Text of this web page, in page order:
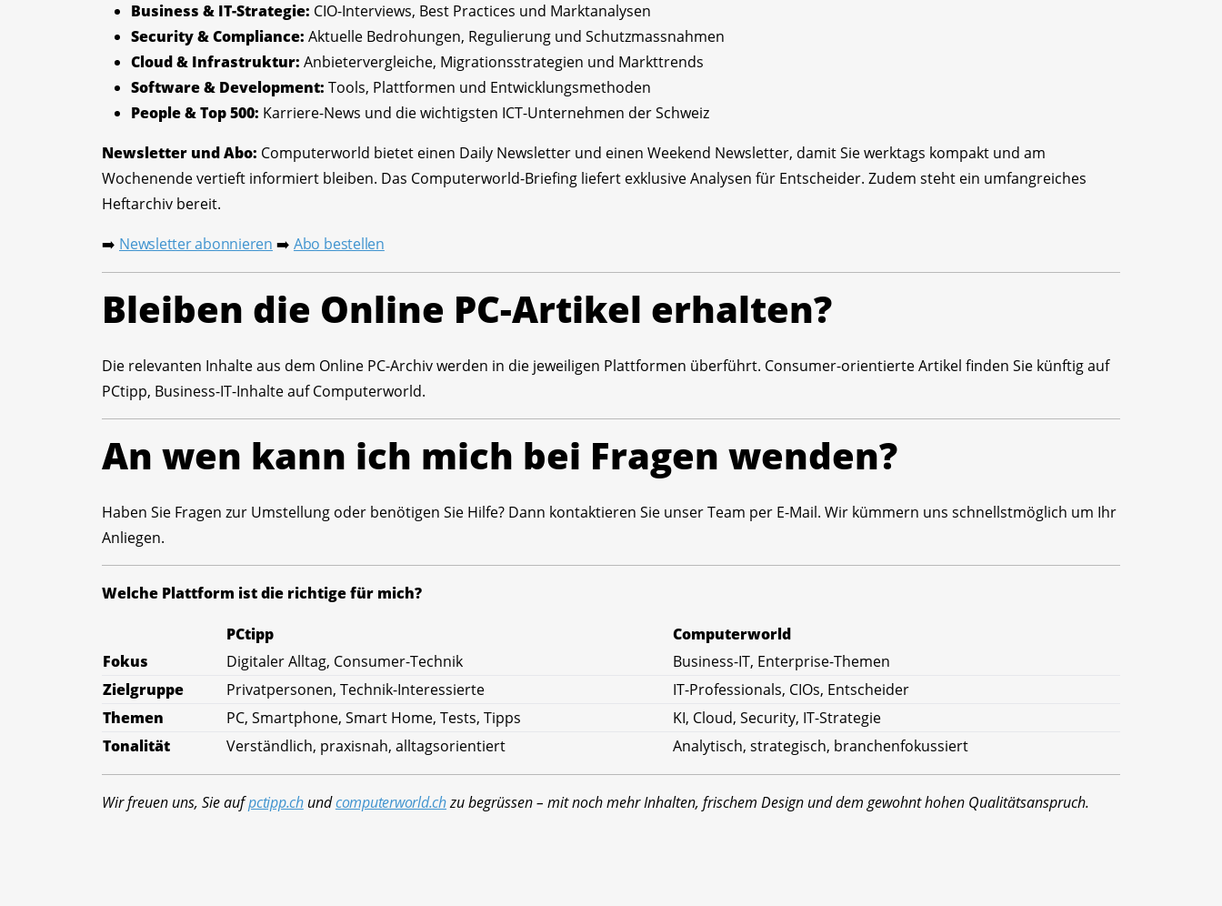
Business & IT-Strategie: CIO-Interviews, Best Practices und Marktanalysen
Security & Compliance: Aktuelle Bedrohungen, Regulierung und Schutzmassnahmen
Cloud & Infrastruktur: Anbietervergleiche, Migrationsstrategien und Markttrends
Software & Development: Tools, Plattformen und Entwicklungsmethoden
People & Top 500: Karriere-News und die wichtigsten ICT-Unternehmen der Schweiz
Newsletter und Abo: Computerworld bietet einen Daily Newsletter und einen Weekend Newsletter, damit Sie werktags kompakt und am
Wochenende vertieft informiert bleiben. Das Computerworld-Briefing liefert exklusive Analysen für Entscheider. Zudem steht ein umfangreiches
Heftarchiv bereit.
➡️ Newsletter abonnieren ➡️ Abo bestellen
Bleiben die Online PC-Artikel erhalten?
Die relevanten Inhalte aus dem Online PC-Archiv werden in die jeweiligen Plattformen überführt. Consumer-orientierte Artikel finden Sie künftig auf
PCtipp, Business-IT-Inhalte auf Computerworld.
An wen kann ich mich bei Fragen wenden?
Haben Sie Fragen zur Umstellung oder benötigen Sie Hilfe? Dann kontaktieren Sie unser Team per E-Mail. Wir kümmern uns schnellstmöglich um Ihr
Anliegen.
Welche Plattform ist die richtige für mich?
PCtipp
Computerworld
Fokus
Digitaler Alltag, Consumer-Technik
Business-IT, Enterprise-Themen
Zielgruppe
Privatpersonen, Technik-Interessierte
IT-Professionals, CIOs, Entscheider
Themen
PC, Smartphone, Smart Home, Tests, Tipps
KI, Cloud, Security, IT-Strategie
Tonalität
Verständlich, praxisnah, alltagsorientiert Analytisch, strategisch, branchenfokussiert
Wir freuen uns, Sie aufpctipp.chundcomputerworld.chzu begrüssen – mit noch mehr Inhalten, frischem Design und dem gewohnt hohen Qualitätsanspruch.